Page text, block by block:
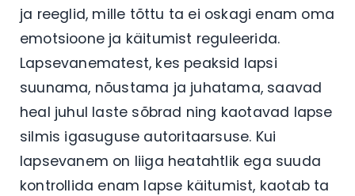
ja reeglid, mille tõttu ta ei oskagi enam oma
emotsioone ja käitumist reguleerida.
Lapsevanematest, kes peaksid lapsi
suunama, nõustama ja juhatama, saavad
heal juhul laste sõbrad ning kaotavad lapse
silmis igasuguse autoritaarsuse. Kui
lapsevanem on liiga heatahtlik ega suuda
kontrollida enam lapse käitumist, kaotab ta